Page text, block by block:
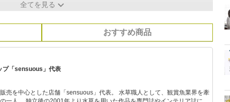
全てを見る
おすすめ商品
プ「sensuous」代表
た店舗「sensuous」代表。 水草職人として、観賞魚業界を牽